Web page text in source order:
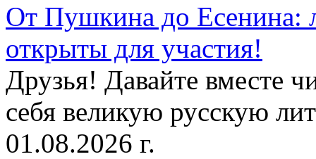
От Пушкина до Есенина:
открыты для участия!
Друзья! Давайте вместе
себя великую русскую
01.08.2026 г.